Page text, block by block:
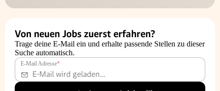
Von neuen Jobs zuerst erfahren?
Trage deine E-Mail ein und erhalte passende Stellen zu dieser
Suche automatisch.
E-Mail Adresse*